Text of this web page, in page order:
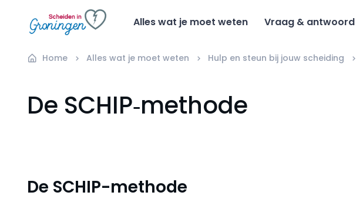
Alles wat je moet weten Vraag & antwoord
Home Alles wat je moet weten Hulp en steun bij jouw scheiding
De SCHIP‑methode
De SCHIP-methode